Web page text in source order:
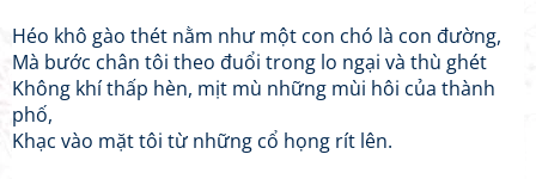
Héo khô gào thét nằm như một con chó là con đường,
Mà bước chân tôi theo đuổi trong lo ngại và thù ghét
Không khí thấp hèn, mịt mù những mùi hôi của thành
phố,
Khạc vào mặt tôi từ những cổ họng rít lên.